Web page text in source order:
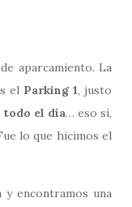
aparcamiento. La
el Parking 1, justo
todo el día… eso sí,
lo que hicimos el
encontramos una